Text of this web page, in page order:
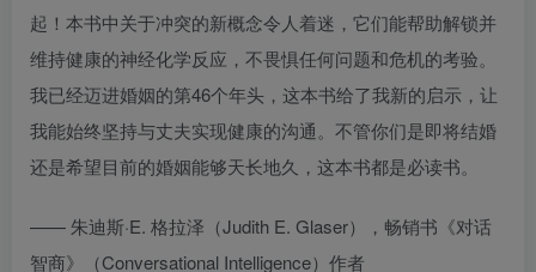
起！本书中关于冲突的新概念令人着迷，它们能帮助解锁并
维持健康的神经化学反应，不畏惧任何问题和危机的考验。
我已经迈进婚姻的第46个年头，这本书给了我新的启示，让
我能始终坚持与丈夫实现健康的沟通。不管你们是即将结婚
还是希望目前的婚姻能够天长地久，这本书都是必读书。
—— 朱迪斯·E. 格拉泽（Judith E. Glaser），畅销书《对话
智商》（Conversational Intelligence）作者